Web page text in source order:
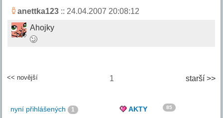
anettka123 :: 24.04.2007 20:08:12
Ahojky
starší >>
<< novější 1
nyní přihlášených 1 AKTY 85